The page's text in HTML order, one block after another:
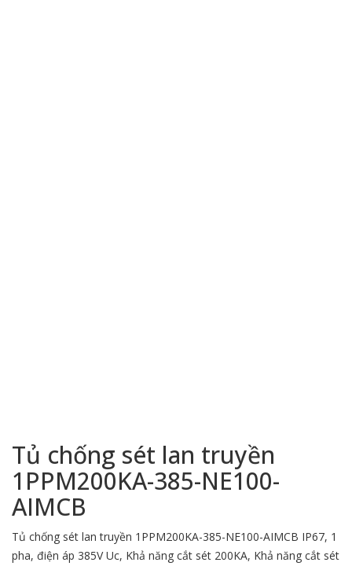
Tủ chống sét lan truyền
1PPM200KA-385-NE100-
AIMCB
Tủ chống sét lan truyền 1PPM200KA-385-NE100-AIMCB IP67, 1
pha, điện áp 385V Uc, Khả năng cắt sét 200KA, Khả năng cắt sét